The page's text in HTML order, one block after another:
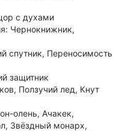
с духами
Чернокнижник,
спутник, Переносимость
защитник
Ползучий лед, Кнут
олень, Ачакек,
Звёздный монарх,